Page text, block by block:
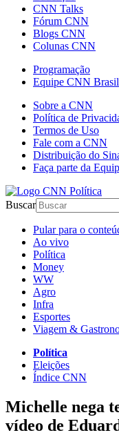
CNN Talks
Fórum CNN
Blogs CNN
Colunas CNN
Programação
Equipe CNN Brasil
Sobre a CNN
Política de
Termos de Uso
Fale com a CNN
Distribuição do
Faça parte da
Buscar
Pular para o
Ao vivo
Política
Money
WW
Agro
Infra
Esportes
Viagem &
Política
Eleições
Índice CNN
Michelle nega
vídeo de